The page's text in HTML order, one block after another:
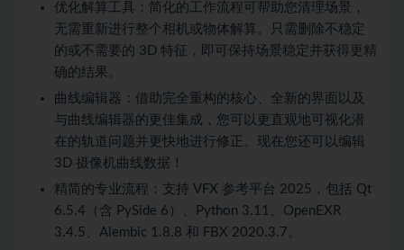
优化解算工具：简化的工作流程可帮助您清理场景，
无需重新进行整个相机或物体解算。只需删除不稳定
的或不需要的 3D 特征，即可保持场景稳定并获得更精
确的结果。
曲线编辑器：借助完全重构的核心、全新的界面以及
与曲线编辑器的更佳集成，您可以更直观地可视化潜
在的轨道问题并更快地进行修正。现在您还可以编辑
3D 摄像机曲线数据！
精简的专业流程：支持 VFX 参考平台 2025，包括 Qt
6.5.4（含 PySide 6）、Python 3.11、OpenEXR
3.4.5、Alembic 1.8.8 和 FBX 2020.3.7。